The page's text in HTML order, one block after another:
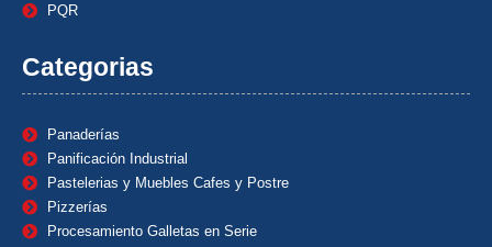
PQR
Categorias
Panaderías
Panificación Industrial
Pastelerias y Muebles Cafes y Postre
Pizzerías
Procesamiento Galletas en Serie